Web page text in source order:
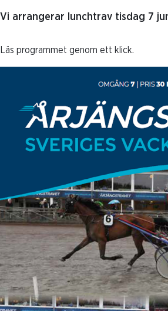
Vi arrangerar lunchtrav tisdag 7
Läs programmet genom ett klick.